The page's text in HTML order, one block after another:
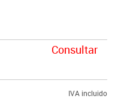
Consultar
IVA incluido